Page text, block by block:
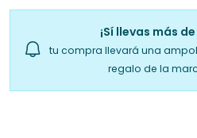
¡Sí llevas más
tu compra llevará una
regalo de la